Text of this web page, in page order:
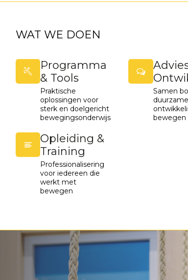
WAT WE DOEN
Programma
& Tools
Praktische
oplossingen voor
sterk en doelgericht
bewegingsonderwijs
Samen
duurzame
bewegen
Opleiding &
Training
Professionalisering
voor iedereen die
werkt met
bewegen